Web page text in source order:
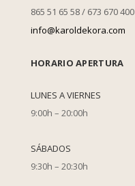
865 51 65 58 / 673 670 400
info@karoldekora.com
HORARIO APERTURA
LUNES A VIERNES
9:00h – 20:00h
SÁBADOS
9:30h – 20:30h